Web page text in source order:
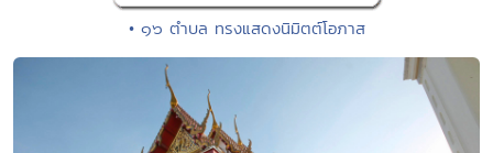
• ๑๖ ตำบล ทรงแสดงนิมิตต์โอภาส